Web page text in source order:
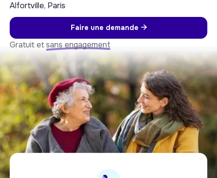
Alfortville, Paris
Faire une demande 
Gratuit etsans engagement